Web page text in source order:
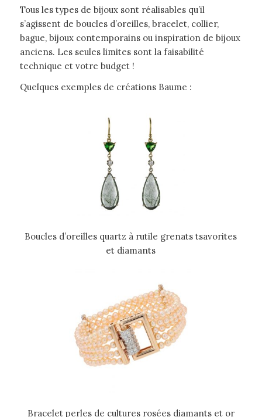
Tous les types de bijoux sont réalisables qu’il
s’agissent de boucles d’oreilles, bracelet, collier,
bague, bijoux contemporains ou inspiration de bijoux
anciens. Les seules limites sont la faisabilité
technique et votre budget !
Quelques exemples de créations Baume :
Boucles d’oreilles quartz à rutile grenats tsavorites
et diamants
Bracelet perles de cultures rosées diamants et or